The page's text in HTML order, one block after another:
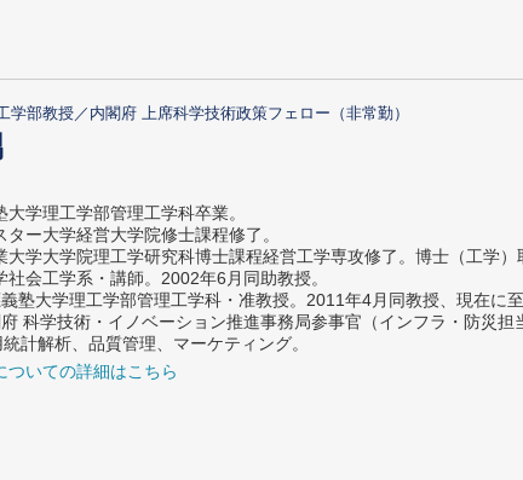
学部教授／内閣府 上席科学技術政策フェロー（非常勤）
学理工学部管理工学科卒業。
ー大学経営大学院修士課程修了。
大学大学院理工学研究科博士課程経営工学専攻修了。博士（工学）
社会工学系・講師。2002年6月同助教授。
塾大学理工学部管理工学科・准教授。2011年4月同教授、現在に至
科学技術・イノベーション推進事務局参事官（インフラ・防災担
計解析、品質管理、マーケティング。
いての詳細はこちら